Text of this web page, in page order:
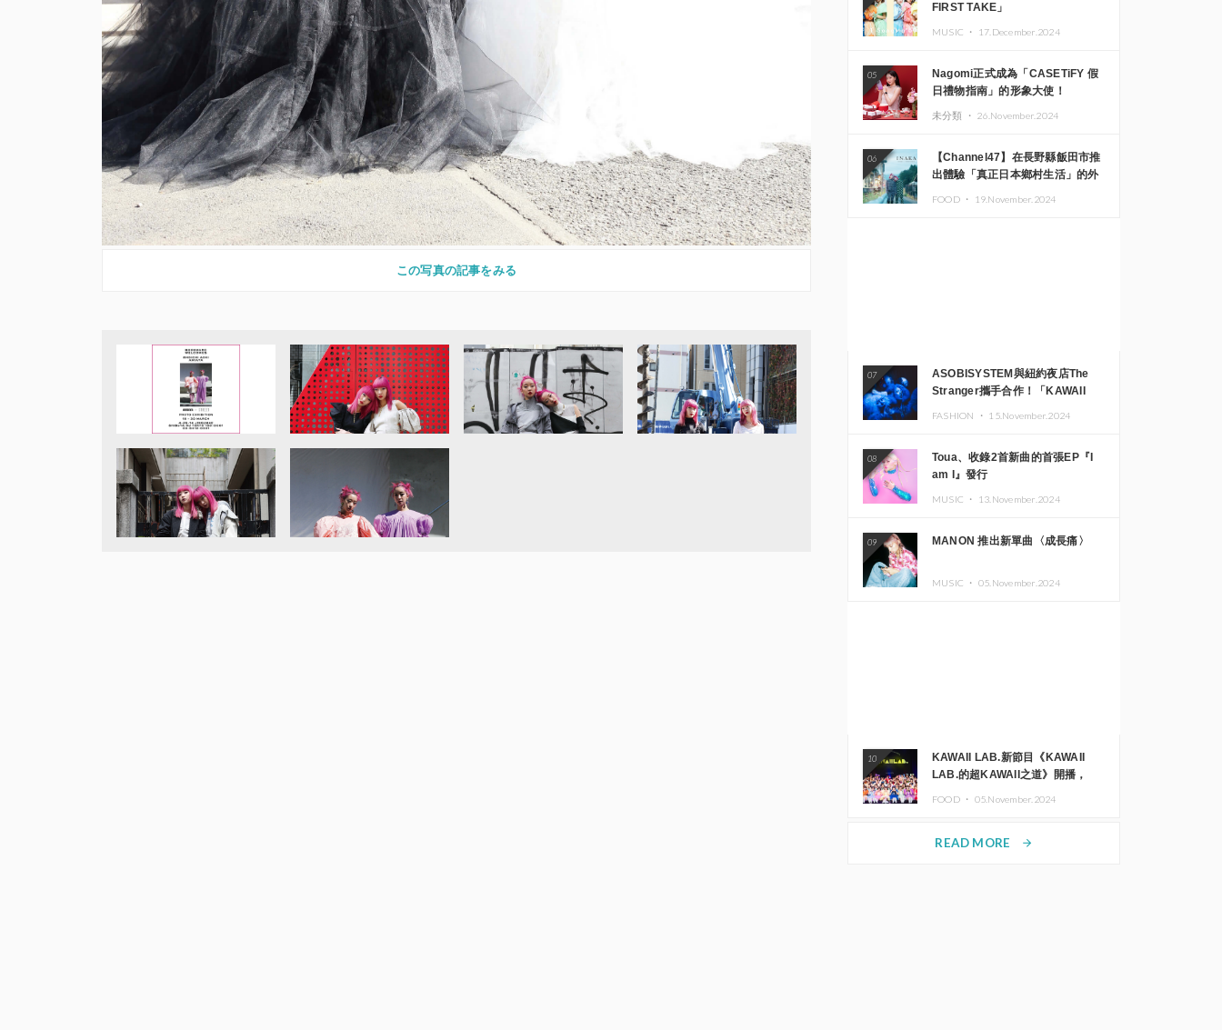
この写真の記事をみる
FIRST TAKE」
MUSIC ・ 17.December.2024
05
Nagomi正式成為「CASETiFY 假
日禮物指南」的形象大使！
未分類 ・ 26.November.2024
06
【Channel47】在長野縣飯田市推
出體驗「真正日本鄉村生活」的外
FOOD ・ 19.November.2024
07
ASOBISYSTEM與紐約夜店The
Stranger攜手合作！「KAWAII
FASHION ・ 15.November.2024
08
Toua、收錄2首新曲的首張EP『I
am I』發行
MUSIC ・ 13.November.2024
09 MANON 推出新單曲〈成長痛〉
MUSIC ・ 05.November.2024
10
KAWAII LAB.新節目《KAWAII
LAB.的超KAWAII之道》開播，
FOOD ・ 05.November.2024
READ MORE arrow_forward